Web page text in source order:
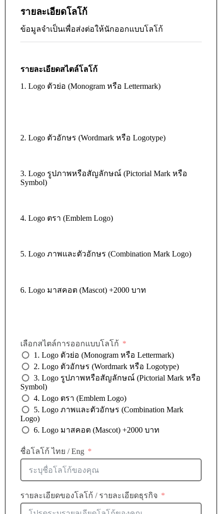
รายละเอียดโลโก้
ข้อมูลจำเป็นเพื่อส่งต่อให้นักออกแบบโลโก้
รายละเอียดสไตล์โลโก้
1. Logo ตัวย่อ (Monogram หรือ Lettermark)
2. Logo ตัวอักษร (Wordmark หรือ Logotype)
3. Logo รูปภาพหรือสัญลักษณ์ (Pictorial Mark หรือ
Symbol)
4. Logo ตรา (Emblem Logo)
5. Logo ภาพและตัวอักษร (Combination Mark Logo)
6. Logo มาสคอต (Mascot) +2000 บาท
เลือกสไตล์การออกแบบโลโก้
1. Logo ตัวย่อ (Monogram หรือ Lettermark)
2. Logo ตัวอักษร (Wordmark หรือ Logotype)
3. Logo รูปภาพหรือสัญลักษณ์ (Pictorial Mark หรือ
Symbol)
4. Logo ตรา (Emblem Logo)
5. Logo ภาพและตัวอักษร (Combination Mark
Logo)
6. Logo มาสคอต (Mascot) +2000 บาท
ชื่อโลโก้ ไทย / Eng
รายละเอียดของโลโก้ / รายละเอียดธุรกิจ